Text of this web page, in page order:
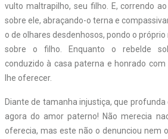
vulto maltrapilho, seu filho. E, correndo
sobre ele, abraçando-o terna e
o de olhares desdenhosos, pondo o
sobre o filho. Enquanto o rebelde
conduzido à casa paterna e honrado
lhe oferecer.
Diante de tamanha injustiça, que
agora do amor paterno! Não merecia
oferecia, mas este não o denunciou nem